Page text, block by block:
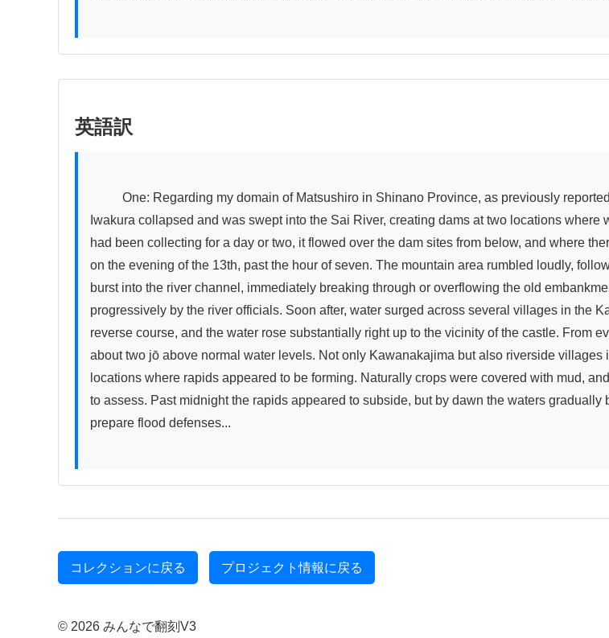
英語訳
Iwakura collapsed and was swept into the Sai River, creating dams at two locations
had been collecting for a day or two, it flowed over the dam sites from below, and where
on the evening of the 13th, past the hour of seven. The mountain area rumbled loudly,
burst into the river channel, immediately breaking through or overflowing the old
progressively by the river officials. Soon after, water surged across several villages in the
reverse course, and the water rose substantially right up to the vicinity of the castle. From
about two jō above normal water levels. Not only Kawanakajima but also riverside
locations where rapids appeared to be forming. Naturally crops were covered with mud,
to assess. Past midnight the rapids appeared to subside, but by dawn the waters
prepare flood defenses...
コレクションに戻る プロジェクト情報に戻る
© 2026 みんなで翻刻V3